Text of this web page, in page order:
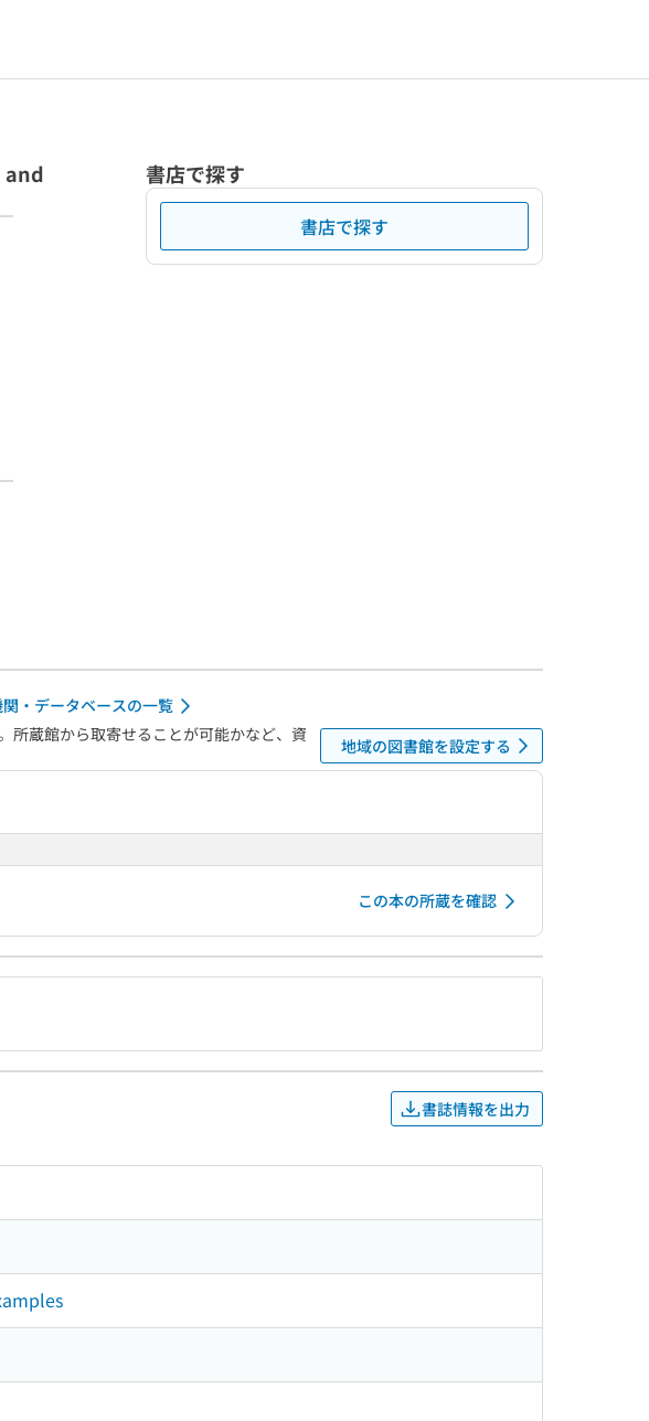
and
書店で探す
書店で探す
・データベースの一覧
所蔵館から取寄せることが可能かなど、資
地域の図書館を設定する
この本の所蔵を確認
書誌情報を出力